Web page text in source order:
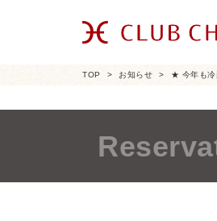
TOP お知らせ ★ 今年も冷